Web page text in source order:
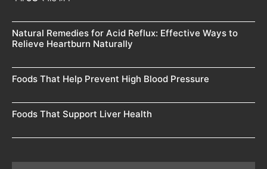
Natural Remedies for Acid Reflux: Effective Ways to
Relieve Heartburn Naturally
Foods That Help Prevent High Blood Pressure
Foods That Support Liver Health